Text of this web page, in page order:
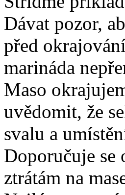
Dávat pozor,
před
marináda
Maso
uvědomit, že
svalu a
Doporučuje se
ztrátám na